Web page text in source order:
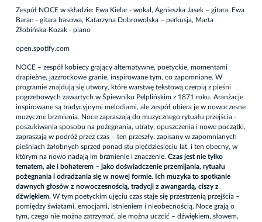
Zespół NOCE w składzie: Ewa Kielar - wokal, Agnieszka Jasek – gitara, Ewa
Baran - gitara basowa, Katarzyna Dobrowolska – perkusja, Marta
Żłobińska-Kozak - piano
open.spotify.com
NOCE – zespół kobiecy grający alternatywne, poetyckie, momentami
drapieżne, jazzrockowe granie, inspirowane tym, co zapomniane. W
programie znajdują się utwory, które warstwę tekstową czerpią z pieśni
pogrzebowych zawartych w Śpiewniku Pelplińskim z 1871 roku. Aranżacje
inspirowane są tradycyjnymi melodiami, ale zespół ubiera je w nowoczesne
muzyczne brzmienia. Noce zapraszają do muzycznego rytuału przejścia -
poszukiwania sposobu na pożegnania, utraty, opuszczenia i nowe początki,
zapraszają w podróż przez czas – ten przeszły, zapisany w zapomnianych
pieśniach żałobnych sprzed ponad stu pięćdziesięciu lat, i ten obecny, w
którym na nowo nadają im brzmienie i znaczenie. Czas jest nie tylko
tematem, ale i bohaterem – jako doświadczenie przemijania, rytuału
pożegnania i odradzania się w nowej formie. Ich muzyka to spotkanie
dawnych głosów z nowoczesnością, tradycji z awangardą, ciszy z
dźwiękiem. W tym poetyckim ujęciu czas staje się przestrzenią przejścia –
pomiędzy światami, emocjami, istnieniem i nieobecnością. Noce grają o
tym, czego nie można zatrzymać, ale można uczcić – dźwiękiem, słowem,